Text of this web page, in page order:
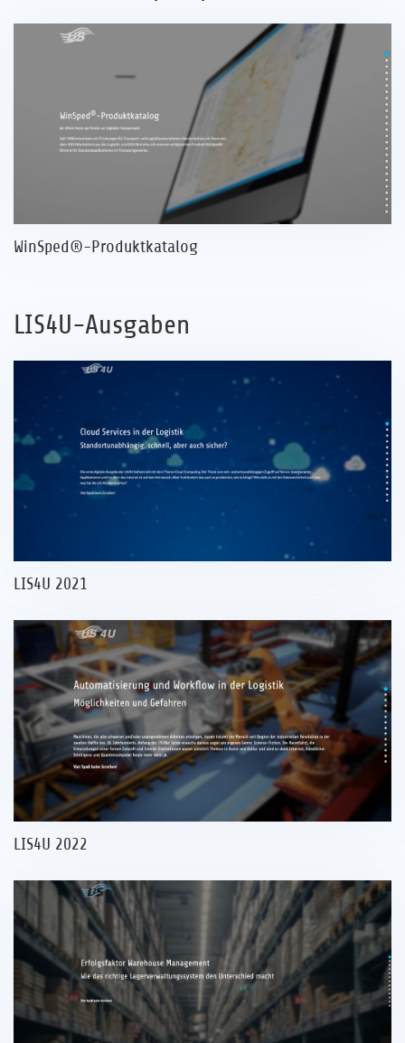
Karriere
WinSped®-Produktkatalog
LIS4U-Ausgaben
LIS4U 2021
LIS4U 2022